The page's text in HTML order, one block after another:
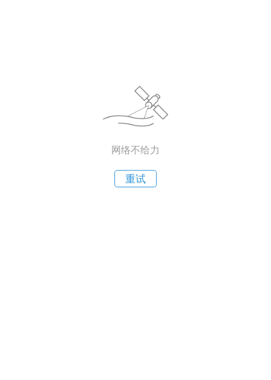
网络不给力
重试